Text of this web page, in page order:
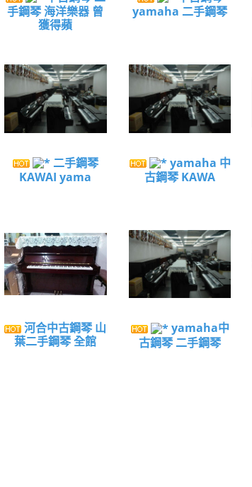
手鋼琴 海洋樂器 曾
獲得蘋
yamaha 二手鋼琴
二手鋼琴
KAWAI yama
yamaha 中
古鋼琴 KAWA
河合中古鋼琴 山
葉二手鋼琴 全館
yamaha中
古鋼琴 二手鋼琴